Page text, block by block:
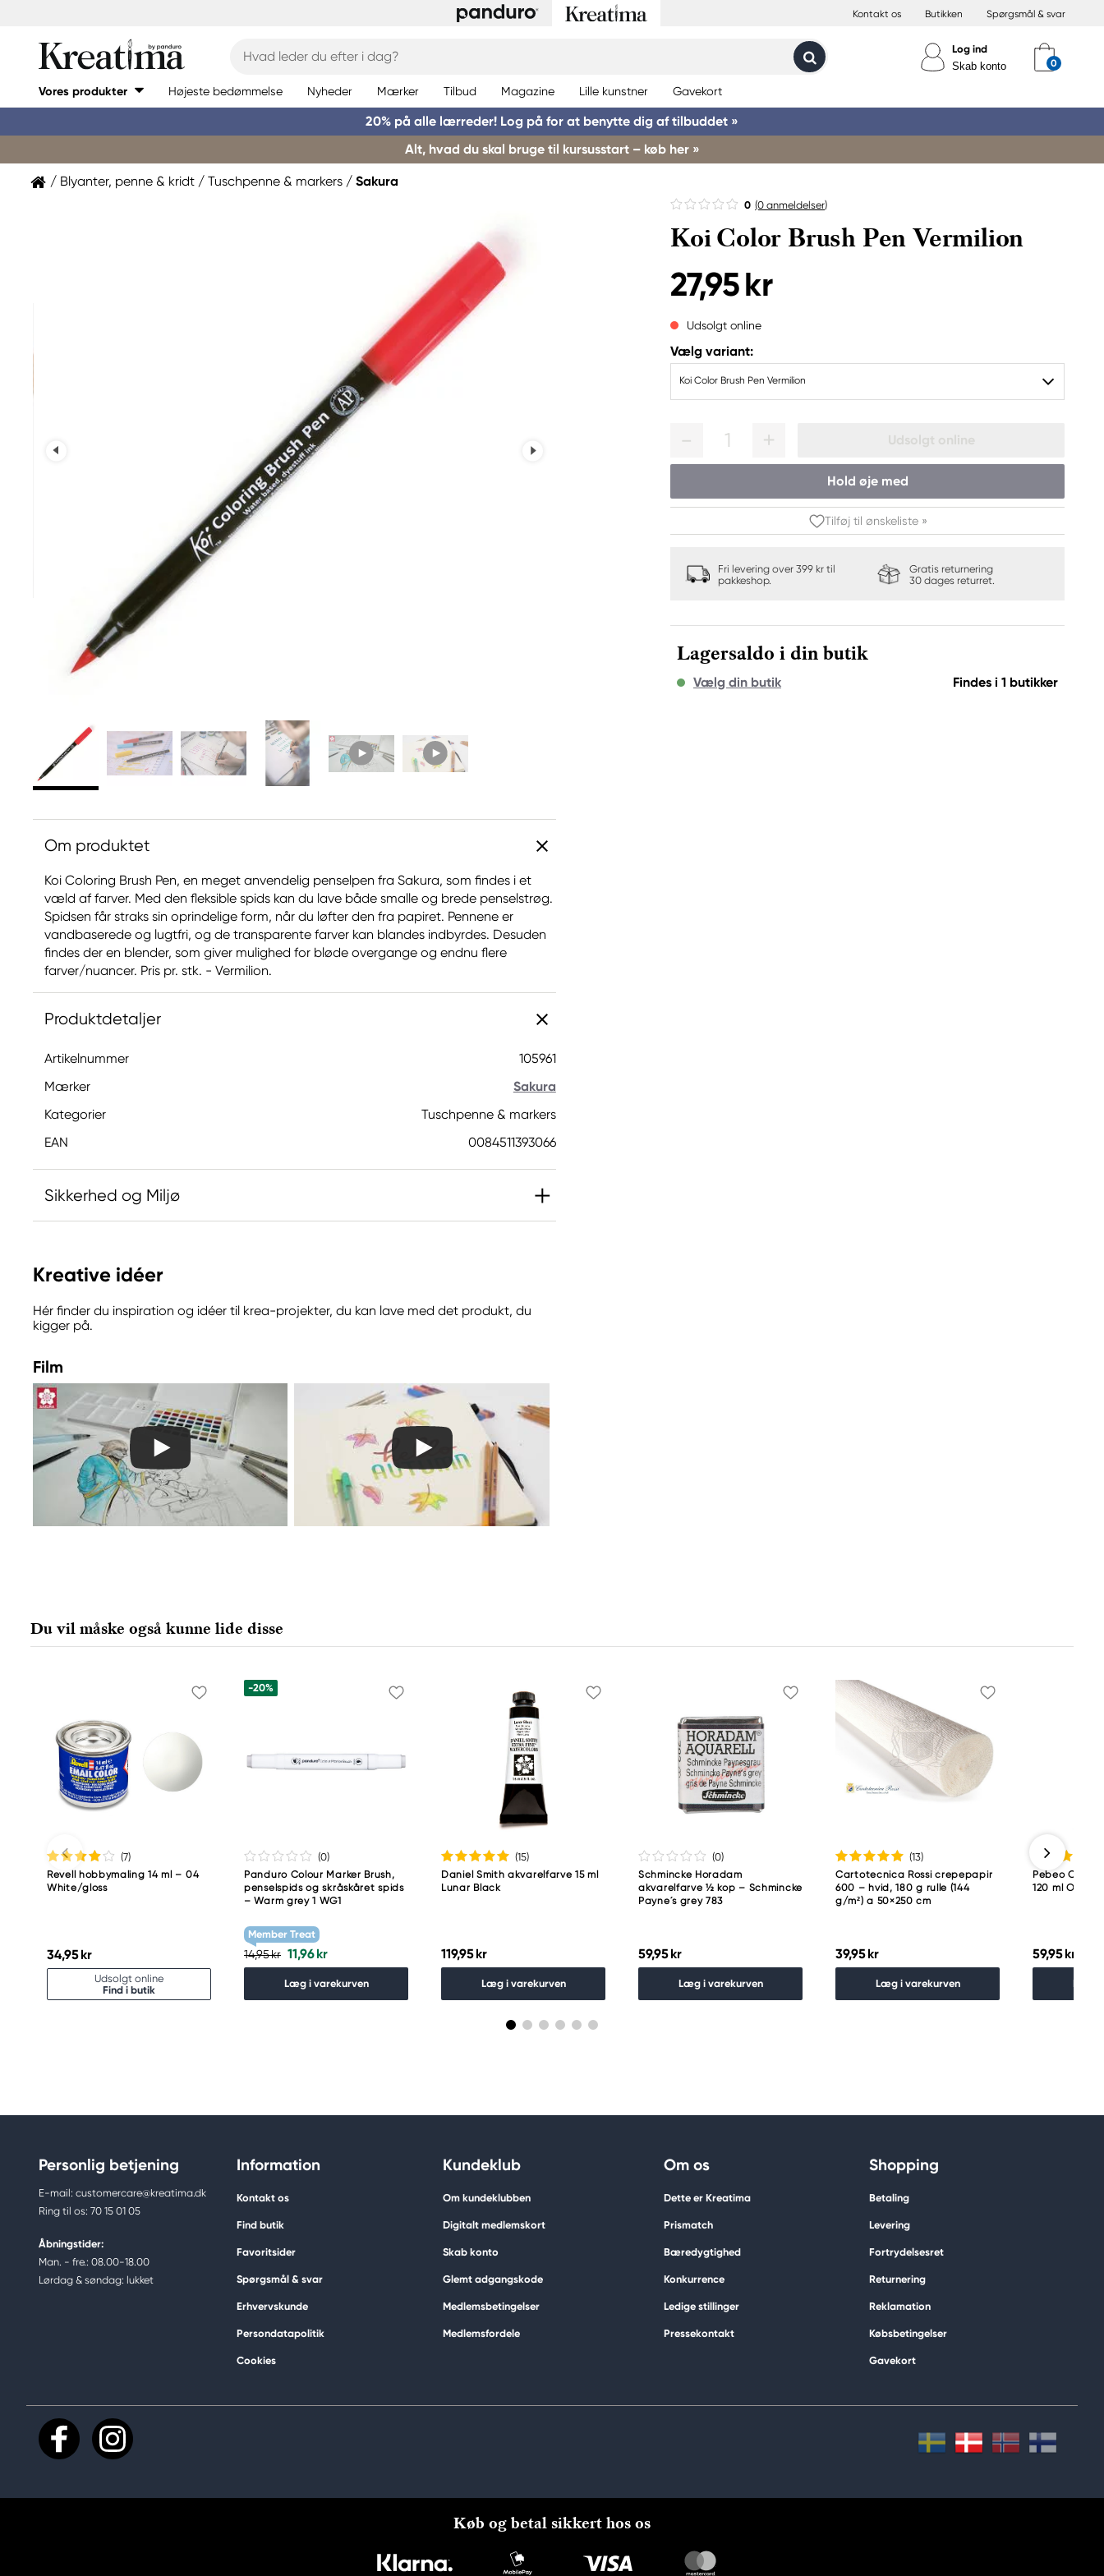
Kontakt os Butikken Spørgsmål & svar
Log ind
Skab konto
Vores produkter Højeste bedømmelse Nyheder Mærker Tilbud Magazine Lille kunstner Gavekort
20% på alle lærreder! Log på for at benytte dig af tilbuddet »
Alt, hvad du skal bruge til kursusstart – køb her »
Blyanter, penne & kridt Tuschpenne & markers Sakura
0 (0 anmeldelser)
Koi Color Brush Pen Vermilion
27,95 kr
Udsolgt online
Vælg variant:
Koi Color Brush Pen Vermilion
1 Udsolgt online
Hold øje med
Tilføj til ønskeliste »
Fri levering over 399 kr til
pakkeshop.
Gratis returnering
30 dages returret.
Lagersaldo i din butik
Vælg din butik Findes i 1 butikker
Om produktet
Koi Coloring Brush Pen, en meget anvendelig penselpen fra Sakura, som findes i et
væld af farver. Med den fleksible spids kan du lave både smalle og brede penselstrøg.
Spidsen får straks sin oprindelige form, når du løfter den fra papiret. Pennene er
vandbaserede og lugtfri, og de transparente farver kan blandes indbyrdes. Desuden
findes der en blender, som giver mulighed for bløde overgange og endnu flere
farver/nuancer. Pris pr. stk. - Vermilion.
Produktdetaljer
Artikelnummer
105961
Mærker
Sakura
Kategorier
Tuschpenne & markers
EAN
0084511393066
Sikkerhed og Miljø
Sakura
Sophialaan 46
7311 PD Apeldoorn, Netherlands
+31 (0)55 527 4700
Kreative idéer
Hér finder du inspiration og idéer til krea-projekter, du kan lave med det produkt, du
kigger på.
Film
Du vil måske også kunne lide disse
(7)
Revell hobbymaling 14 ml – 04
White/gloss
34,95 kr
Udsolgt online
Find i butik
-20%
(0)
Panduro Colour Marker Brush,
penselspids og skråskåret spids
– Warm grey 1 WG1
Member Treat
14,95 kr 11,96 kr
Læg i varekurven
(15)
Daniel Smith akvarelfarve 15 ml
Lunar Black
119,95 kr
Læg i varekurven
(0)
Schmincke Horadam
akvarelfarve ½ kop – Schmincke
Payne´s grey 783
59,95 kr
Læg i varekurven
(13)
Cartotecnica Rossi crepepapir
600 – hvid, 180 g rulle (144
g/m²) a 50×250 cm
39,95 kr
Læg i varekurven
Pebeo Origin
120 ml Olive
59,95 kr
Læg i
Personlig betjening
E-mail: customercare@kreatima.dk
Ring til os: 70 15 01 05
Åbningstider:
Man. - fre.: 08.00-18.00
Lørdag & søndag: lukket
Information
Kontakt os
Find butik
Favoritsider
Spørgsmål & svar
Erhvervskunde
Persondatapolitik
Cookies
Kundeklub
Om kundeklubben
Digitalt medlemskort
Skab konto
Glemt adgangskode
Medlemsbetingelser
Medlemsfordele
Om os
Dette er Kreatima
Prismatch
Bæredygtighed
Konkurrence
Ledige stillinger
Pressekontakt
Shopping
Betaling
Levering
Fortrydelsesret
Returnering
Reklamation
Købsbetingelser
Gavekort
Køb og betal sikkert hos os